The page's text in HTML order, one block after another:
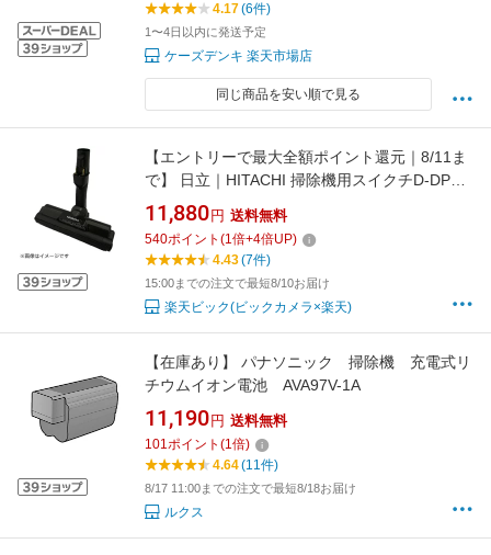
4.17(6件)
1〜4日以内に発送予定
ケーズデンキ 楽天市場店
同じ商品を安い順で見る
【エントリーで最大全額ポイント還元｜8/11ま
で】 日立｜HITACHI 掃除機用スイクチD-DP33
クミ PKV-BK3K-010
11,880 円 送料無料
540ポイント (1倍+4倍UP)
4.43(7件)
15:00までの注文で最短8/10お届け
楽天ビック(ビックカメラ×楽天)
【在庫あり】 パナソニック 掃除機 充電式リ
チウムイオン電池 AVA97V-1A
11,190 円 送料無料
101ポイント (1倍)
4.64(11件)
8/17 11:00までの注文で最短8/18お届け
ルクス